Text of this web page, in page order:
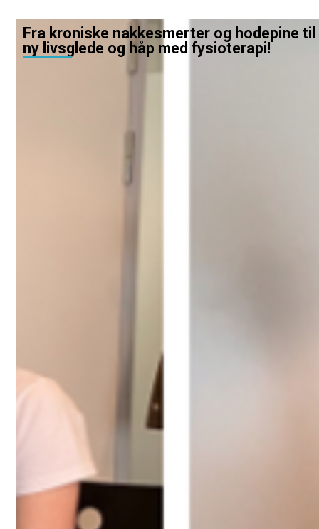
Fra kroniske nakkesmerter og hodepine til
ny livsglede og håp med fysioterapi!